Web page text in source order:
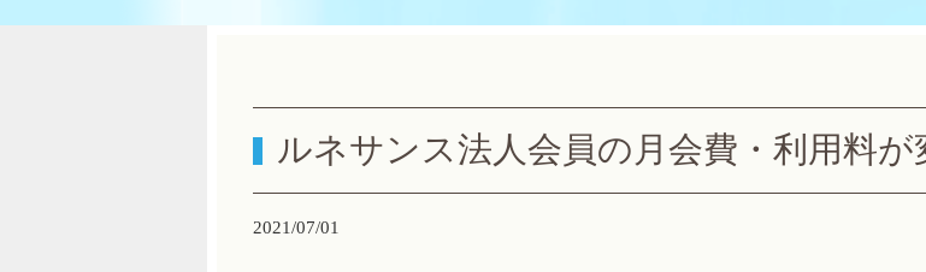
ルネサンス法人会員の月会費・利用料
2021/07/01